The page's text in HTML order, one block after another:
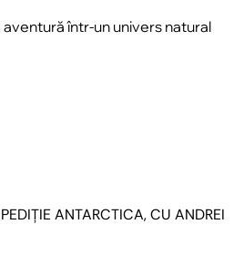
într-un univers natural
ANTARCTICA, CU ANDREI